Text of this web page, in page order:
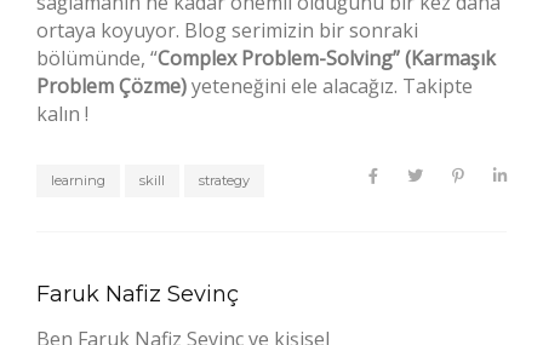
ortaya koyuyor. Blog serimizin bir sonraki
bölümünde, “Complex Problem-Solving” (Karmaşık
Problem Çözme)yeteneğini ele alacağız. Takipte
kalın !
learning skill strategy
Faruk Nafiz Sevinç
Ben Faruk Nafiz Sevinç ve kişisel